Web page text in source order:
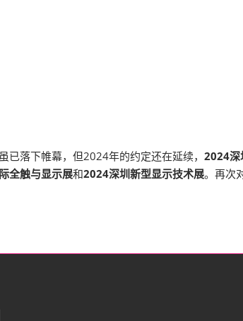
落下帷幕，但2024年的约定还在延续， 2024深
全触与显示展和2024深圳新型显示技术展。再次